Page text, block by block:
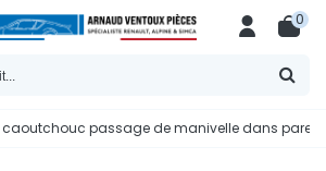
0
caoutchouc passage de manivelle dans pare